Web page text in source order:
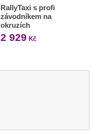
RallyTaxi s profi
závodníkem na
okruzích
2 929 Kč